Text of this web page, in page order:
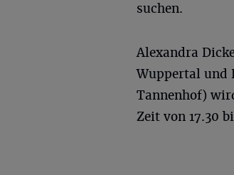
suchen.
Alexandra
Wuppertal und
Tannenhof)
Zeit von 17.30